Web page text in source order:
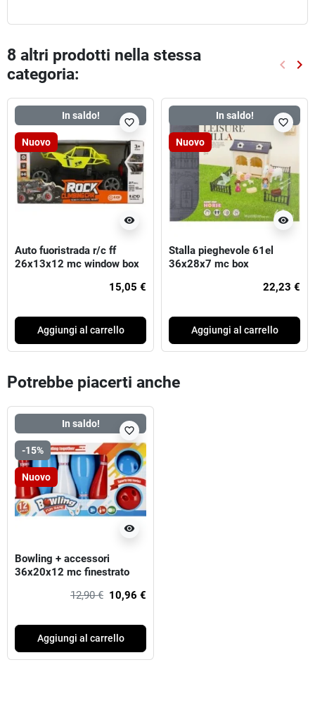
8 altri prodotti nella stessa
categoria:
keyboard_arrow_left keyboard_arrow_right
In saldo!
Nuovo
visibility
favorite_border
Auto fuoristrada r/c ff
26x13x12 mc window box
15,05 €
Aggiungi al carrello
In saldo!
Nuovo
visibility
favorite_border
Stalla pieghevole 61el
36x28x7 mc box
22,23 €
Aggiungi al carrello
Potrebbe piacerti anche
In saldo!
-15%
Nuovo
visibility
favorite_border
Bowling + accessori
36x20x12 mc finestrato
12,90 € 10,96 €
Aggiungi al carrello